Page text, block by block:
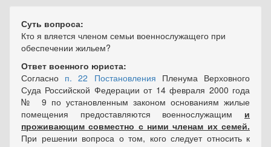
Суть вопроса:
Кто я вляется членом семьи военнослужащего при
обеспечении жильем?
Ответ военного юриста:
Согласно п. 22 Постановления Пленума Верховного
Суда Российской Федерации от 14 февраля 2000 года
№ 9 по установленным законом основаниям жилые
помещения предоставляются военнослужащим и
проживающим совместно с ними членам их семей.
При решении вопроса о том, кого следует относить к